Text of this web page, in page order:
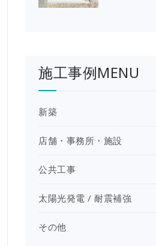
施工事例MENU
新築
店舗・事務所・施設
公共工事
太陽光発電 / 耐震補強
その他